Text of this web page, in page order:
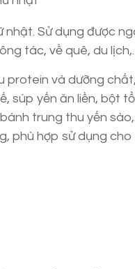
nhật. Sử dụng được
tác, về quê, du
protein và dưỡng
súp yến ăn liền, bột
trung thu yến
phù hợp sử dụng